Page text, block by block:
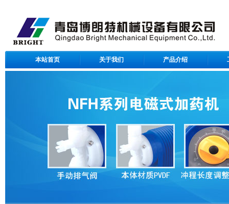
青岛博朗特机械设备有限公司
本站首页 关于我们 产品介绍